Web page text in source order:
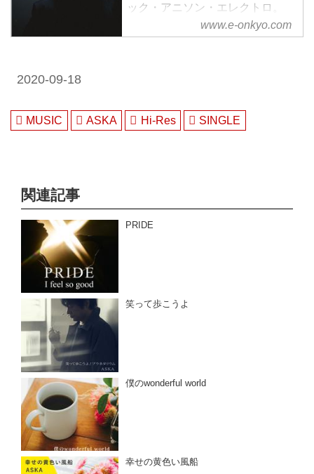
ック・アニソン・エレクトロ。
様々なジャンルをハイレゾで配信
中。WAV・flac・DSDなど各種フ
www.e-onkyo.com
2020-09-18
MUSIC ASKA Hi-Res SINGLE
関連記事
PRIDE
笑って歩こうよ
僕のwonderful world
幸せの黄色い風船